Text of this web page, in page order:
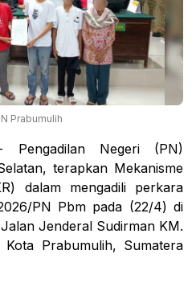
Prabumulih
Pengadilan Negeri (PN)
terapkan Mekanisme
dalam mengadili perkara
PN Pbm pada (22/4) di
Jenderal Sudirman KM.
Prabumulih, Sumatera